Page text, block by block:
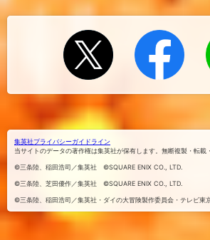
集英社プライバシーガイドライン
当サイトのデータの著作権は集英社が保有します。無断複製・転載
©三条陸、稲田浩司／集英社 ©SQUARE ENIX CO., LTD.
©三条陸、芝田優作／集英社 ©SQUARE ENIX CO., LTD.
©三条陸、稲田浩司／集英社・ダイの大冒険製作委員会・テレビ